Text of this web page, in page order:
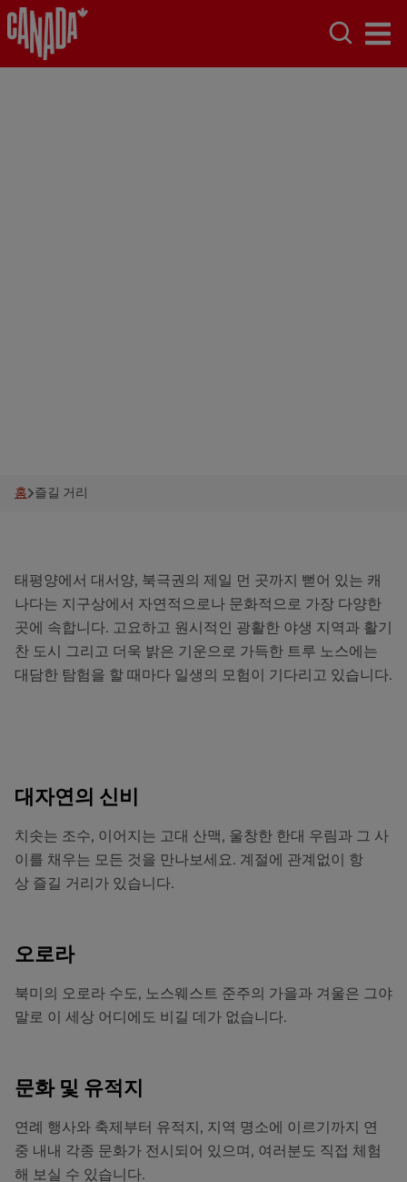
홈 즐길 거리
태평양에서 대서양, 북극권의 제일 먼 곳까지 뻗어 있는 캐
나다는 지구상에서 자연적으로나 문화적으로 가장 다양한
곳에 속합니다. 고요하고 원시적인 광활한 야생 지역과 활기
찬 도시 그리고 더욱 밝은 기운으로 가득한 트루 노스에는
대담한 탐험을 할 때마다 일생의 모험이 기다리고 있습니다.
대자연의 신비
치솟는 조수, 이어지는 고대 산맥, 울창한 한대 우림과 그 사
이를 채우는 모든 것을 만나보세요. 계절에 관계없이 항
상 즐길 거리가 있습니다.
오로라
북미의 오로라 수도, 노스웨스트 준주의 가을과 겨울은 그야
말로 이 세상 어디에도 비길 데가 없습니다.
문화 및 유적지
연례 행사와 축제부터 유적지, 지역 명소에 이르기까지 연
중 내내 각종 문화가 전시되어 있으며, 여러분도 직접 체험
해 보실 수 있습니다.